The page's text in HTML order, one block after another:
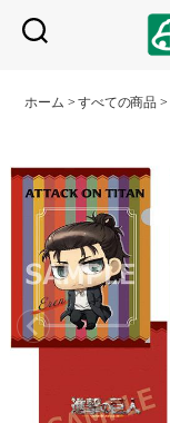
ホーム >すべての商品 >